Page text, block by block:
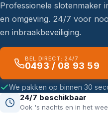
Professionele slotenmaker
en omgeving. 24/7 voor
en inbraakbeveiliging.
BEL DIRECT: 24/7
0493 / 08 93 59
We pakken op binnen 30
24/7 beschikbaar
Ook 's nachts en in het